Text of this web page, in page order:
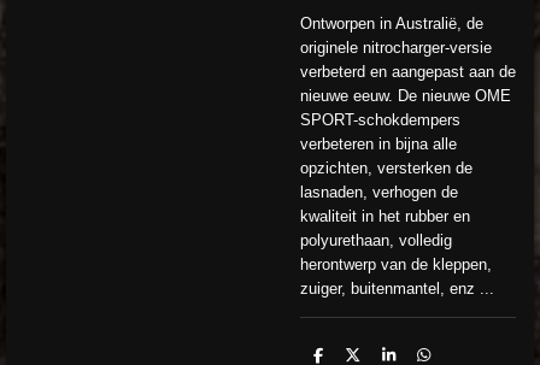
Ontworpen in Australië, de
originele nitrocharger-versie
verbeterd en aangepast aan de
nieuwe eeuw. De nieuwe OME
SPORT-schokdempers
verbeteren in bijna alle
opzichten, versterken de
lasnaden, verhogen de
kwaliteit in het rubber en
polyurethaan, volledig
herontwerp van de kleppen,
zuiger, buitenmantel, enz ...
D D S D